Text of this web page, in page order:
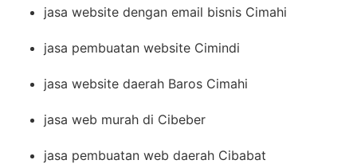
jasa website dengan email bisnis Cimahi
jasa pembuatan website Cimindi
jasa website daerah Baros Cimahi
jasa web murah di Cibeber
jasa pembuatan web daerah Cibabat